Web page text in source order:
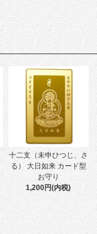
十二支（未申ひつじ、さ
る） 大日如来 カード型
お守り
1,200円(内税)